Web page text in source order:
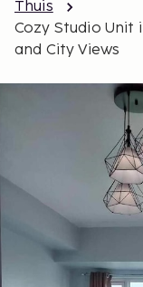
Thuis
Cozy Studio Unit
and City Views